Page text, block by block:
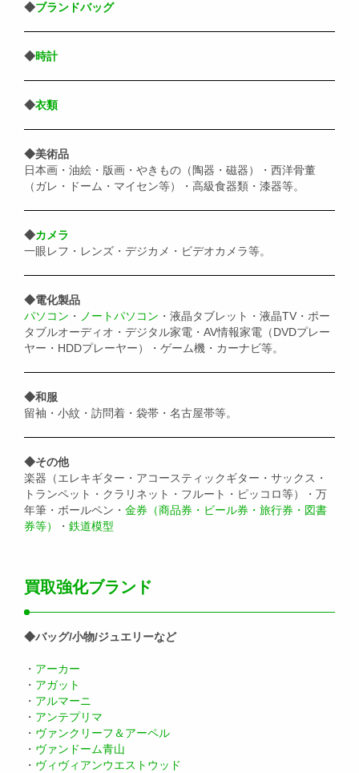
◆ブランドバッグ
◆時計
◆衣類
◆美術品
日本画・油絵・版画・やきもの（陶器・磁器）・西洋骨董
（ガレ・ドーム・マイセン等）・高級食器類・漆器等。
◆カメラ
一眼レフ・レンズ・デジカメ・ビデオカメラ等。
◆電化製品
パソコン ・ ノートパソコン ・液晶タブレット・液晶TV・ポー
タブルオーディオ・デジタル家電・AV情報家電（DVDプレー
ヤー・HDDプレーヤー）・ゲーム機・カーナビ等。
◆和服
留袖・小紋・訪問着・袋帯・名古屋帯等。
◆その他
楽器（エレキギター・アコースティックギター・サックス・
トランペット・クラリネット・フルート・ピッコロ等）・万
年筆・ボールペン・ 金券（商品券・ビール券・旅行券・図書
券等）
・ 鉄道模型
買取強化ブランド
◆バッグ/小物/ジュエリーなど
・ アーカー
・ アガット
・ アルマーニ
・ アンテプリマ
・ ヴァンクリーフ＆アーペル
・ ヴァンドーム青山
・ ヴィヴィアンウエストウッド